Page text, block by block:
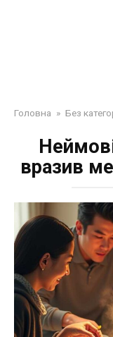
Головна » Без
вразив